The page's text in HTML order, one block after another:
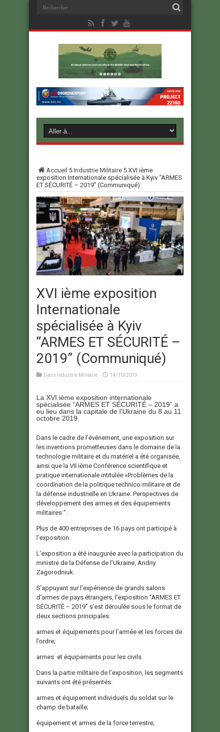
Accueil 5 Industrie Militaire 5 XVI ième
exposition Internationale spécialisée à Kyiv “ARMES
ET SÉCURITÉ – 2019” (Communiqué)
XVI ième exposition
Internationale
spécialisée à Kyiv
“ARMES ET SÉCURITÉ –
2019” (Communiqué)
Dans Industrie Militaire 14/10/2019
La XVI ième exposition internationale
spécialisée “ARMES ET SÉCURITÉ – 2019” a
eu lieu dans la capitale de l’Ukraine du 8 au 11
octobre 2019.
Dans le cadre de l’événement, une exposition sur
les inventions prometteuses dans le domaine de la
technologie militaire et du matériel a été organisée,
ainsi que la VII ième Conférence scientifique et
pratique internationale intitulée «Problèmes de la
coordination de la politique technico-militaire et de
la défense industrielle en Ukraine. Perspectives de
développement des armes et des équipements
militaires “.
Plus de 400 entreprises de 16 pays ont participé à
l’exposition.
L’exposition a été inaugurée avec la participation du
ministre de la Défense de l’Ukraine, Andriy
Zagorodniuk.
S’appuyant sur l’expérience de grands salons
d’armes de pays étrangers, l’exposition “ARMES ET
SÉCURITÉ – 2019” s’est déroulée sous le format de
deux sections principales:
armes et équipements pour l’armée et les forces de
l’ordre;
armes et équipements pour les civils.
Dans la partie militaire de l’exposition, les segments
suivants ont été présentés:
armes et équipement individuels du soldat sur le
champ de bataille;
équipement et armes de la force terrestre;